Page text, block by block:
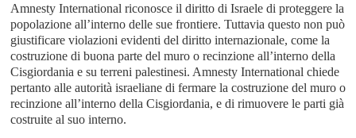
Amnesty International riconosce il diritto di Israele di proteggere la
popolazione all’interno delle sue frontiere. Tuttavia questo non può
giustificare violazioni evidenti del diritto internazionale, come la
costruzione di buona parte del muro o recinzione all’interno della
Cisgiordania e su terreni palestinesi. Amnesty International chiede
pertanto alle autorità israeliane di fermare la costruzione del muro o
recinzione all’interno della Cisgiordania, e di rimuovere le parti già
costruite al suo interno.